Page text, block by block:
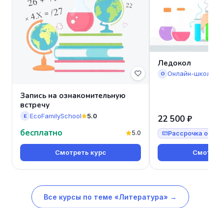
Запись на ознакомительную
встречу
E EcoFamilySchool 5.0
бесплатно 5.0
Смотреть курс
Ледокол
О Онлайн-школа
22 500 ₽
Рассрочка от
Все курсы по теме «Литература» →